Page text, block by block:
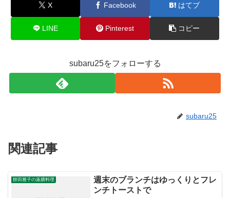
X Facebook はてブ
LINE Pinterest コピー
subaru25をフォローする
subaru25
関連記事
餅田雅子の薬膳料理
週末のブランチはゆっくりとフレ
ンチトーストで